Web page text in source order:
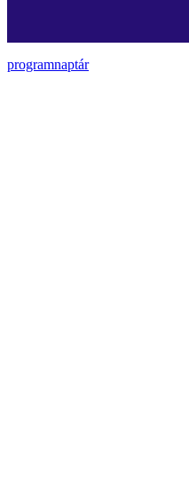
programnaptár